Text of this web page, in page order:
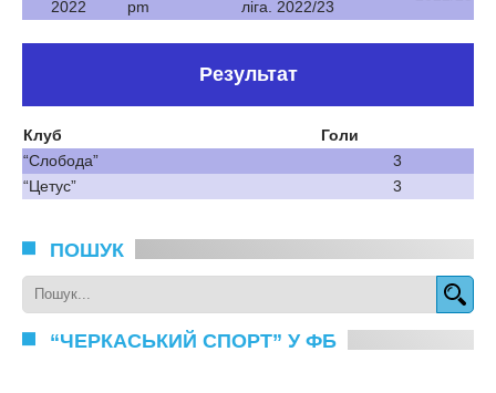
2022
pm
ліга. 2022/23
Результат
Клуб
Голи
“Слобода”
3
“Цетус”
3
ПОШУК
“ЧЕРКАСЬКИЙ СПОРТ” У ФБ